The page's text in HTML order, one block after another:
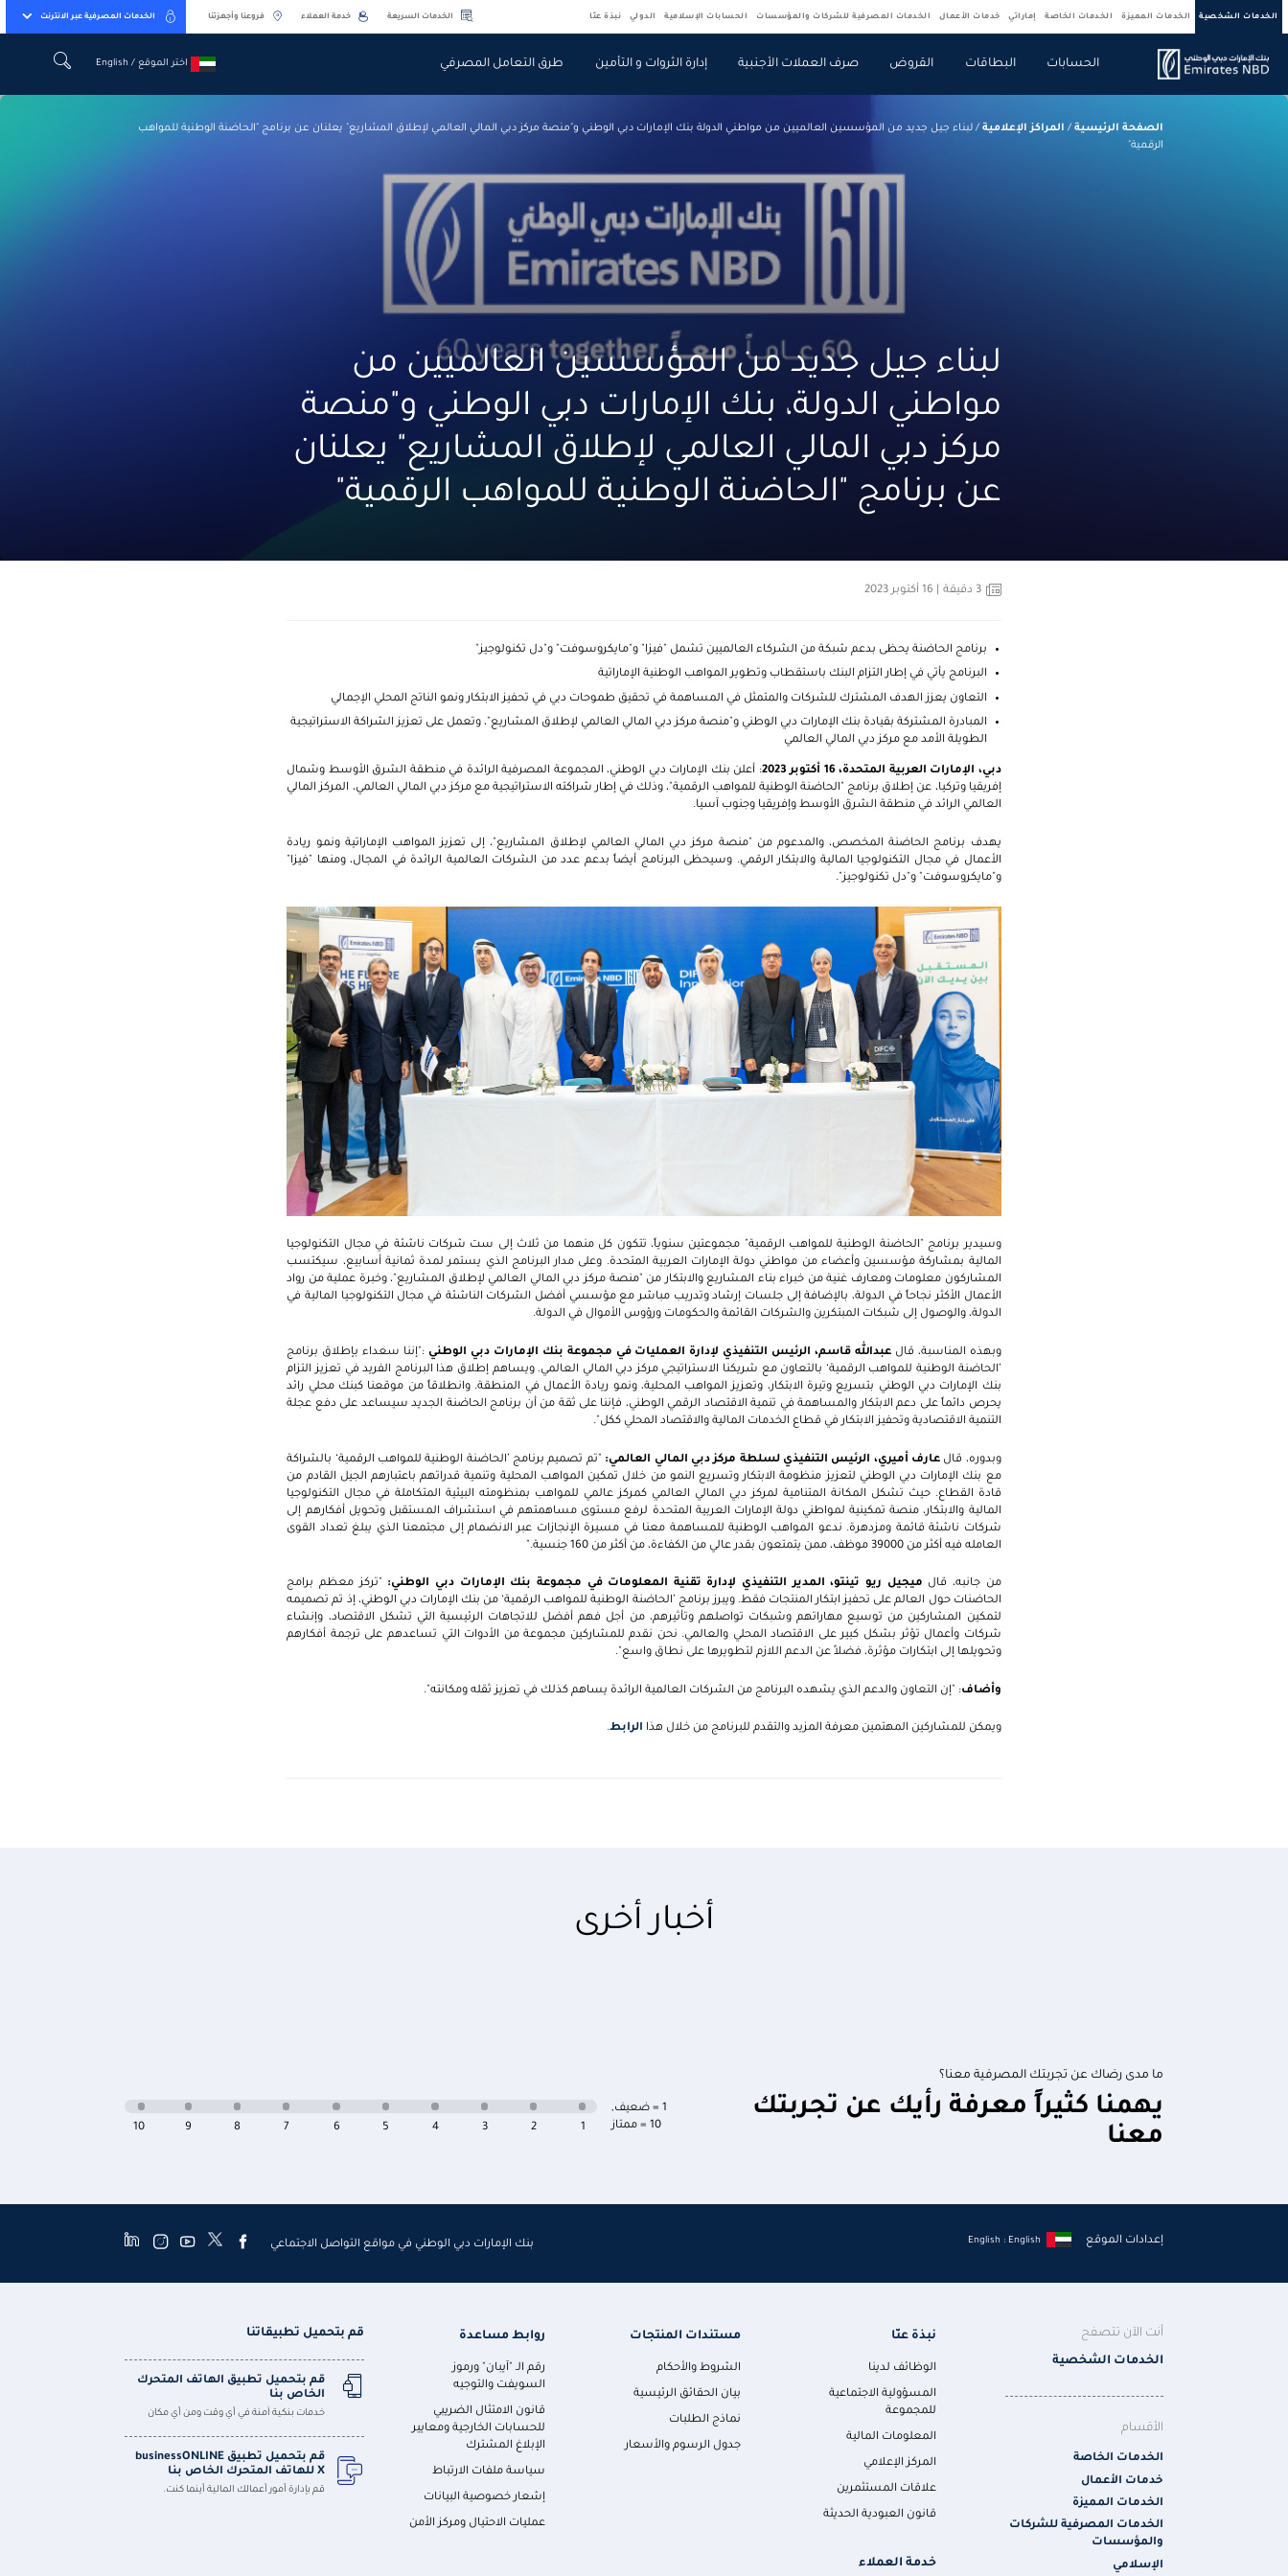
الخدمات الشخصية الخدمات المميزة الخدمات الخاصة إماراتي خدمات الأعمال الخدمات المصرفية للشركات والمؤسسات الحسابات الإسلامية الدولي نبذة عنّا الخدمات السريعة خدمة العملاء فروعنا وأجهزتنا الخدمات المصرفية عبر الانترنت
الحسابات البطاقات القروض صرف العملات الأجنبية إدارة الثروات و التأمين طرق التعامل المصرفي
اختر الموقع / English
اختر الموقع / English
الصفحة الرئيسية / المراكز الإعلامية /لبناء جيل جديد من المؤسسين العالميين من مواطني الدولة بنك الإمارات دبي الوطني و"منصة مركز دبي المالي العالمي لإطلاق المشاريع" يعلنان عن برنامج "الحاضنة الوطنية للمواهب
الرقمية"
لبناء جيل جديد من المؤسسين العالميين من
مواطني الدولة، بنك الإمارات دبي الوطني و"منصة
مركز دبي المالي العالمي لإطلاق المشاريع" يعلنان
عن برنامج "الحاضنة الوطنية للمواهب الرقمية"
3 دقيقة
برنامج الحاضنة يحظى بدعم شبكة من الشركاء العالميين تشمل "فيزا" و"مايكروسوفت" و"دل تكنولوجيز"
البرنامج يأتي في إطار التزام البنك باستقطاب وتطوير المواهب الوطنية الإماراتية
التعاون يعزز الهدف المشترك للشركات والمتمثل في المساهمة في تحقيق طموحات دبي في تحفيز الابتكار ونمو الناتج المحلي الإجمالي
المبادرة المشتركة بقيادة بنك الإمارات دبي الوطني و"منصة مركز دبي المالي العالمي لإطلاق المشاريع"، وتعمل على تعزيز الشراكة الاستراتيجية
الطويلة الأمد مع مركز دبي المالي العالمي
دبي، الإمارات العربية المتحدة، 16 أكتوبر 2023
: أعلن بنك الإمارات دبي الوطني، المجموعة المصرفية الرائدة في منطقة الشرق الأوسط وشمال
إفريقيا وتركيا، عن إطلاق برنامج "الحاضنة الوطنية للمواهب الرقمية"، وذلك في إطار شراكته الاستراتيجية مع مركز دبي المالي العالمي، المركز المالي
العالمي الرائد في منطقة الشرق الأوسط وإفريقيا وجنوب آسيا.
يهدف برنامج الحاضنة المخصص، والمدعوم من "منصة مركز دبي المالي العالمي لإطلاق المشاريع"، إلى تعزيز المواهب الإماراتية ونمو ريادة
الأعمال في مجال التكنولوجيا المالية والابتكار الرقمي. وسيحظى البرنامج أيضاً بدعم عدد من الشركات العالمية الرائدة في المجال، ومنها "فيزا"
و"مايكروسوفت" و"دل تكنولوجيز".
وسيدير برنامج "الحاضنة الوطنية للمواهب الرقمية" مجموعتين سنوياً، تتكون كل منهما من ثلاث إلى ست شركات ناشئة في مجال التكنولوجيا
المالية بمشاركة مؤسسين وأعضاء من مواطني دولة الإمارات العربية المتحدة. وعلى مدار البرنامج الذي يستمر لمدة ثمانية أسابيع، سيكتسب
المشاركون معلومات ومعارف غنية من خبراء بناء المشاريع والابتكار من "منصة مركز دبي المالي العالمي لإطلاق المشاريع"، وخبرة عملية من رواد
الأعمال الأكثر نجاحاً في الدولة، بالإضافة إلى جلسات إرشاد وتدريب مباشر مع مؤسسي أفضل الشركات الناشئة في مجال التكنولوجيا المالية في
الدولة، والوصول إلى شبكات المبتكرين والشركات القائمة والحكومات ورؤوس الأموال في الدولة.
وبهذه المناسبة، قالعبدالله قاسم، الرئيس التنفيذي لإدارة العمليات في مجموعة بنك الإمارات دبي الوطني :"إننا سعداء بإطلاق برنامج
’الحاضنة الوطنية للمواهب الرقمية‘ بالتعاون مع شريكنا الاستراتيجي مركز دبي المالي العالمي. ويساهم إطلاق هذا البرنامج الفريد في تعزيز التزام
بنك الإمارات دبي الوطني بتسريع وتيرة الابتكار، وتعزيز المواهب المحلية، ونمو ريادة الأعمال في المنطقة. وانطلاقاً من موقعنا كبنك محلي رائد
يحرص دائماً على دعم الابتكار والمساهمة في تنمية الاقتصاد الرقمي الوطني، فإننا على ثقة من أن برنامج الحاضنة الجديد سيساعد على دفع عجلة
التنمية الاقتصادية وتحفيز الابتكار في قطاع الخدمات المالية والاقتصاد المحلي ككل".
وبدوره، قالعارف أميري، الرئيس التنفيذي لسلطة مركز دبي المالي العالمي: "تم تصميم برنامج ’الحاضنة الوطنية للمواهب الرقمية‘ بالشراكة
مع بنك الإمارات دبي الوطني لتعزيز منظومة الابتكار وتسريع النمو من خلال تمكين المواهب المحلية وتنمية قدراتهم باعتبارهم الجيل القادم من
قادة القطاع. حيث تشكل المكانة المتنامية لمركز دبي المالي العالمي كمركز عالمي للمواهب بمنظومته البيئية المتكاملة في مجال التكنولوجيا
المالية والابتكار، منصة تمكينية لمواطني دولة الإمارات العربية المتحدة لرفع مستوى مساهمتهم في استشراف المستقبل وتحويل أفكارهم إلى
شركات ناشئة قائمة ومزدهرة. ندعو المواهب الوطنية للمساهمة معنا في مسيرة الإنجازات عبر الانضمام إلى مجتمعنا الذي يبلغ تعداد القوى
العامله فيه أكثر من 39000 موظف، ممن يتمتعون بقدر عالي من الكفاءة، من أكثر من 160 جنسية."
من جانبه، قال ميجيل ريو تينتو، المدير التنفيذي لإدارة تقنية المعلومات في مجموعة بنك الإمارات دبي الوطني: "تركز معظم برامج
الحاضنات حول العالم على تحفيز ابتكار المنتجات فقط. ويبرز برنامج ’الحاضنة الوطنية للمواهب الرقمية‘ من بنك الإمارات دبي الوطني، إذ تم تصميمه
لتمكين المشاركين من توسيع مهاراتهم وشبكات تواصلهم وتأثيرهم، من أجل فهم أفضل للاتجاهات الرئيسية التي تشكل الاقتصاد، وإنشاء
شركات وأعمال تؤثر بشكل كبير على الاقتصاد المحلي والعالمي. نحن نقدم للمشاركين مجموعة من الأدوات التي تساعدهم على ترجمة أفكارهم
وتحويلها إلى ابتكارات مؤثرة، فضلاً عن الدعم اللازم لتطويرها على نطاق واسع".
وأضاف: "إن التعاون والدعم الذي يشهده البرنامج من الشركات العالمية الرائدة يساهم كذلك في تعزيز ثقله ومكانته".
ويمكن للمشاركين المهتمين معرفة المزيد والتقدم للبرنامج من خلال هذا الرابط.
أخبار أخرى
ما مدى رضاك عن تجربتك المصرفية معنا؟
يهمنا كثيراً معرفة رأيك عن تجربتك
معنا
1 = ضعيف
,
10 = ممتاز
10 9 8 7 6 5 4 3 2 1
إعدادات الموقع English : English بنك الإمارات دبي الوطني في مواقع التواصل الاجتماعي
أنت الآن تتصفح
الخدمات الشخصية
الأقسام
الخدمات الخاصة
خدمات الأعمال
الخدمات المميزة
الخدمات المصرفية للشركات
والمؤسسات
الإسلامي
نبذة عنّا
الوظائف لدينا
المسؤولية الاجتماعية
للمجموعة
المعلومات المالية
المركز الإعلامي
علاقات المستثمرين
قانون العبودية الحديثة
مستندات المنتجات
الشروط والأحكام
بيان الحقائق الرئيسية
نماذج الطلبات
جدول الرسوم والأسعار
روابط مساعدة
رقم الـ "آيبان" ورموز
السويفت والتوجيه
قانون الامتثال الضريبي
للحسابات الخارجية ومعايير
الإبلاغ المشترك
سياسة ملفات الارتباط
إشعار خصوصية البيانات
عمليات الاحتيال ومركز الأمن
خدمة العملاء
قم بتحميل تطبيقاتنا
قم بتحميل تطبيق الهاتف المتحرك
الخاص بنا
خدمات بنكية آمنة في أي وقت ومن أي مكان
قم بتحميل تطبيق businessONLINE
X للهاتف المتحرك الخاص بنا
قم بإدارة أمور أعمالك المالية أينما كنت.